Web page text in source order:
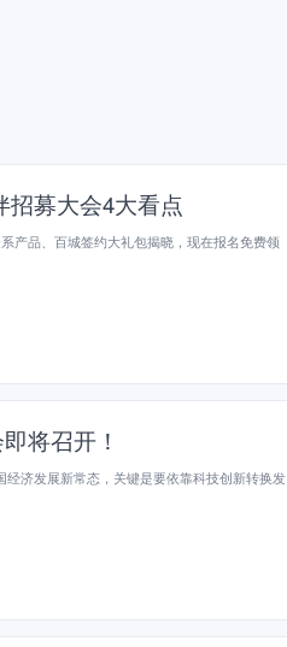
招募大会4大看点
产品、百城签约大礼包揭晓，现在报名免费领
将召开！
济发展新常态，关键是要依靠科技创新转换发